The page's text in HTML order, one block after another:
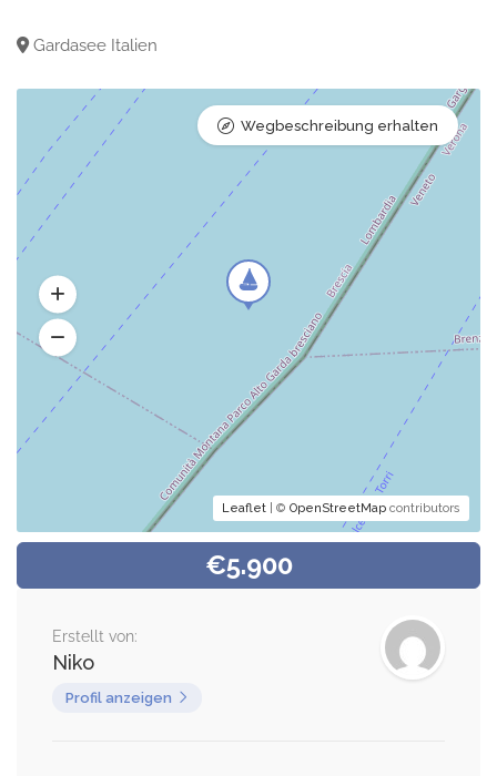
Gardasee Italien
Leaflet | © OpenStreetMap contributors
Wegbeschreibung erhalten
€5.900
Erstellt von:
Niko
Profil anzeigen